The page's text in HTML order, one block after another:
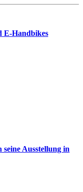
E-Handbikes
Ausstellung in